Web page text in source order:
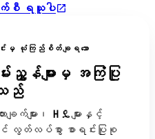
က်စီ ရယူပါ
မှ ယုံကြည်စိတ်ချရသော
းညွှန်များမှ အကြံပြု
သည်
ားချက်များ၊ ዘዴများနှင့်
င် လွတ်လပ်စွာ စာရင်းပြုစု